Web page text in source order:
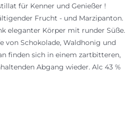
für Kenner und Genießer !
Frucht - und Marzipanton.
eleganter Körper mit runder Süße.
von Schokolade, Waldhonig und
finden sich in einem zartbitteren,
Abgang wieder. Alc 43 %